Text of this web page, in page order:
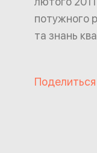
потужного
та знань
Поделиться